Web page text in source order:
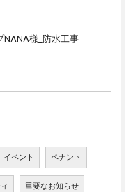
NANA様_防水工事
イベント ペナント
重要なお知らせ